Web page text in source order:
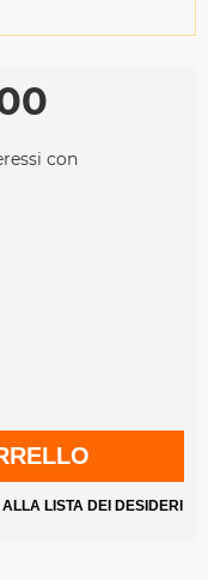
con
LISTA DEI DESIDERI